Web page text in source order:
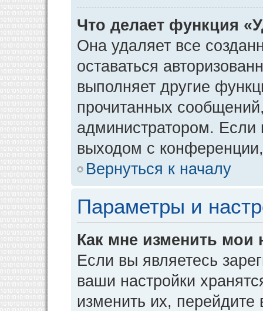
Что делает функция
Она удаляет все
оставаться
выполняет другие
прочитанных
администратором. Если
выходом с
Вернуться к началу
Параметры и
Как мне изменить мои
Если вы являетесь
ваши настройки
изменить их, перейдите